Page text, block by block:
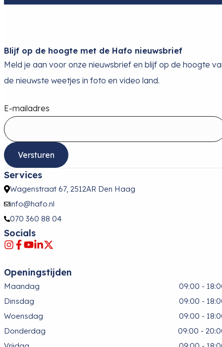
Blijf op de hoogte met de Hafo nieuwsbrief
Meld je aan voor onze nieuwsbrief en blijf op de hoogte
de nieuwste weetjes in foto en video land.
E-mailadres
Versturen
Services
Wagenstraat 67, 2512AR Den Haag
info@hafo.nl
070 360 88 04
Socials
Openingstijden
Maandag
09:00 -
Dinsdag
09:00 -
Woensdag
09:00 -
Donderdag
09:00 -